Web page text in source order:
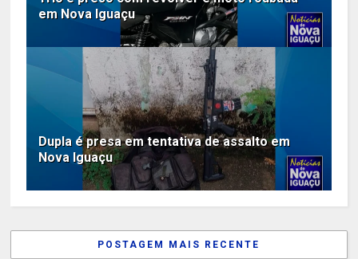
em Nova Iguaçu
Dupla é presa em tentativa de assalto em
Nova Iguaçu
POSTAGEM MAIS RECENTE